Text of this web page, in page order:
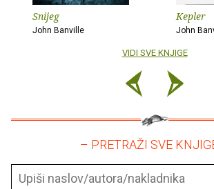
Snijeg
John Banville
Kepler
John
VIDI SVE KNJIGE
– PRETRAŽI SVE